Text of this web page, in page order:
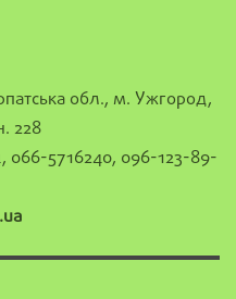
обл., м. Ужгород,
228
066-5716240, 096-123-89-